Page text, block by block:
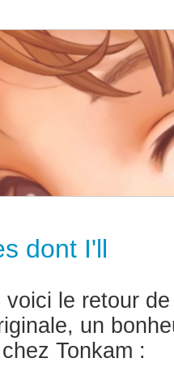
dont I'll
voici le retour
un
Tonkam :